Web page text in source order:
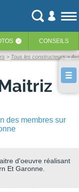
‹ CONSEILS
Tous les constructeurs
des membres sur
d'oeuvre réalisant
Et Garonne.